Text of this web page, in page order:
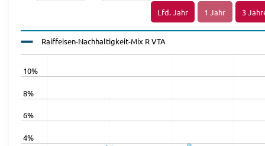
Raiffeisen-Nachhaltigkeit-Mix R VTA
4%
6%
8%
10%